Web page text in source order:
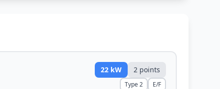
22 kW 2 points
Type 2 E/F